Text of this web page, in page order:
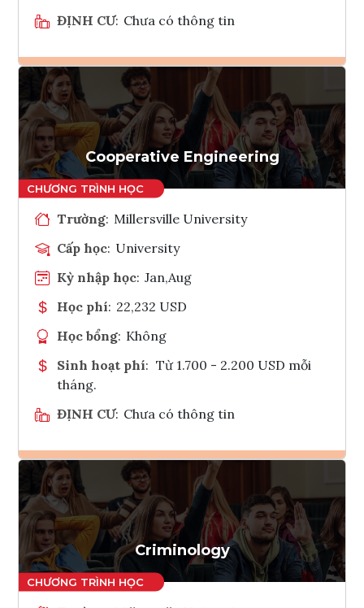
ĐỊNH CƯ: Chưa có thông tin
Ghi danh
Tham vấn Interlink
Cooperative Engineering
Trường: Millersville University
Cấp học: University
Kỳ nhập học: Jan,Aug
Học phí: 22,232 USD
Học bổng: Không
Sinh hoạt phí: Từ 1.700 - 2.200 USD mỗi
tháng.
ĐỊNH CƯ: Chưa có thông tin
Ghi danh
Tham vấn Interlink
Criminology